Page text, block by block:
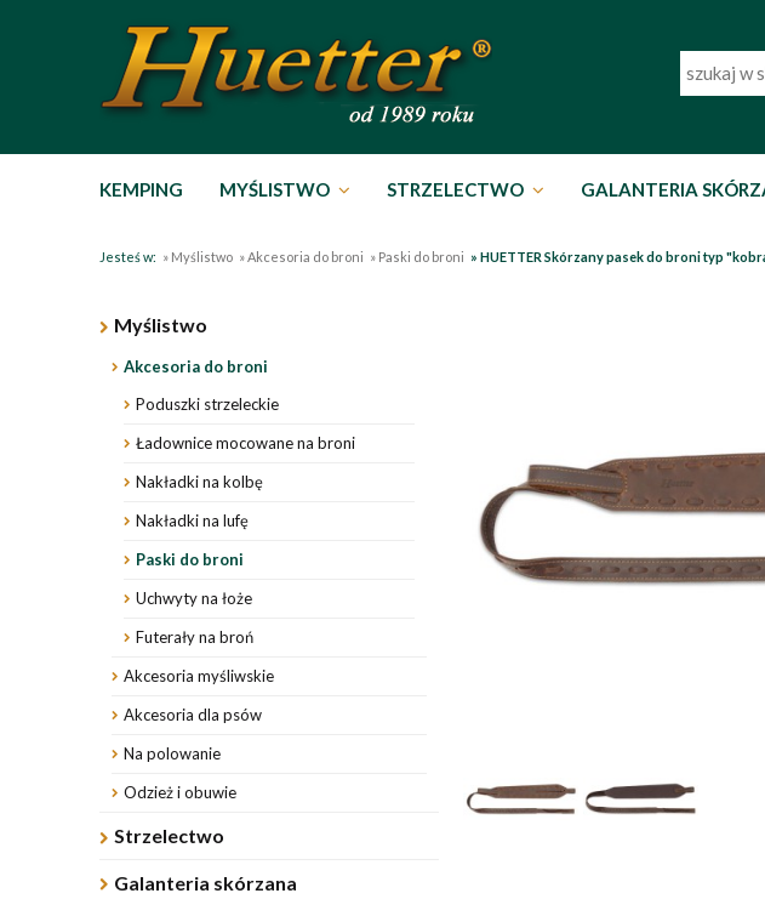
KEMPING MYŚLISTWO STRZELECTWO GALANTERIA
Jesteś w: » Myślistwo »Akcesoria do broni » Paski do broni » HUETTER Skórzany pasek do broni typ
Myślistwo
Akcesoria do broni
Poduszki strzeleckie
Ładownice mocowane na broni
Nakładki na kolbę
Nakładki na lufę
Paski do broni
Uchwyty na łoże
Futerały na broń
Akcesoria myśliwskie
Akcesoria dla psów
Na polowanie
Odzież i obuwie
Strzelectwo
Galanteria skórzana